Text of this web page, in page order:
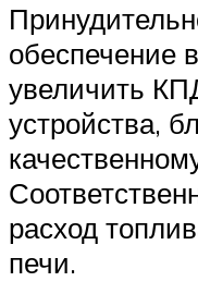
обеспечение
увеличить
устройства,
расход
печи.